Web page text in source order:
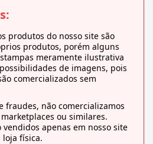
produtos do nosso site são
produtos, porém alguns
meramente ilustrativa
de imagens, pois
comercializados sem
fraudes, não comercializamos
ou similares.
vendidos apenas em nosso site
loja física.